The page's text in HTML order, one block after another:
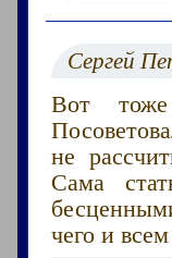
Сергей
Вот
не
Сама
чего и